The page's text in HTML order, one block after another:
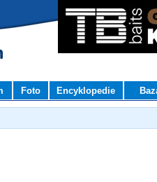
Foto Encyklopedie